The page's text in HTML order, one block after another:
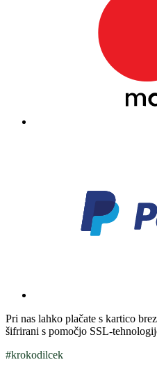
Pri nas lahko plačate s kartico
šifrirani s pomočjo SSL-
#krokodilcek